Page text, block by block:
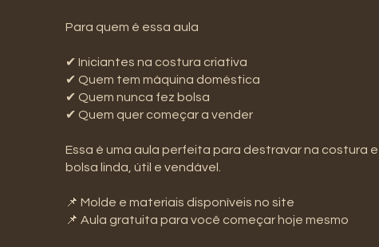
Para quem é essa aula
✔ Iniciantes na costura criativa
✔ Quem tem máquina doméstica
✔ Quem nunca fez bolsa
✔ Quem quer começar a vender
Essa é uma aula perfeita para destravar na costura
bolsa linda, útil e vendável.
📌 Molde e materiais disponíveis no site
📌 Aula gratuita para você começar hoje mesmo